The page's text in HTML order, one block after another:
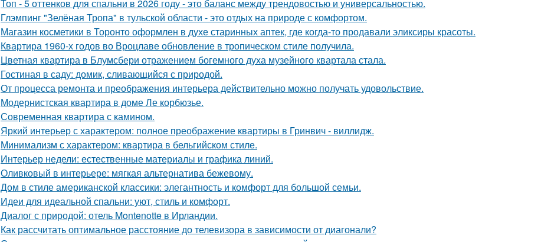
Топ - 5 оттенков для спальни в 2026 году - это баланс между трендовостью и универсальностью.
Глэмпинг "Зелёная Тропа" в тульской области - это отдых на природе с комфортом.
Магазин косметики в Торонто оформлен в духе старинных аптек, где когда-то продавали эликсиры красоты.
Квартира 1960-х годов во Вроцлаве обновление в тропическом стиле получила.
Цветная квартира в Блумсбери отражением богемного духа музейного квартала стала.
Гостиная в саду: домик, сливающийся с природой.
От процесса ремонта и преображения интерьера действительно можно получать удовольствие.
Модернистская квартира в доме Ле корбюзье.
Современная квартира с камином.
Яркий интерьер с характером: полное преображение квартиры в Гринвич - виллидж.
Минимализм с характером: квартира в бельгийском стиле.
Интерьер недели: естественные материалы и графика линий.
Оливковый в интерьере: мягкая альтернатива бежевому.
Дом в стиле американской классики: элегантность и комфорт для большой семьи.
Идеи для идеальной спальни: уют, стиль и комфорт.
Диалог с природой: отель Montenotte в Ирландии.
Как рассчитать оптимальное расстояние до телевизора в зависимости от диагонали?